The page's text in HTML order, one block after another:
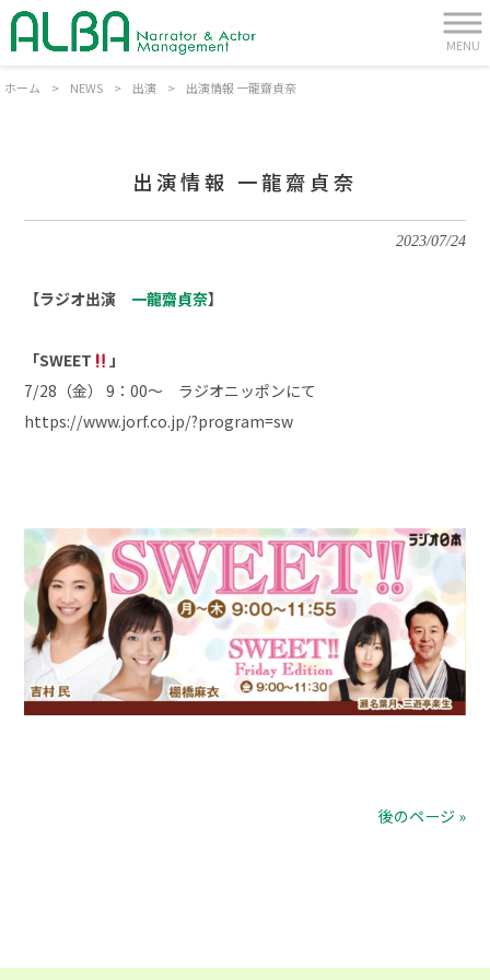
MENU
ホーム > NEWS > 出演 > 出演情報 一龍齋貞奈
出演情報 一龍齋貞奈
2023/07/24
【ラジオ出演 一龍齋貞奈】
「SWEET
」
7/28（金） 9：00～ ラジオニッポンにて
https://www.jorf.co.jp/?program=sw
後のページ »